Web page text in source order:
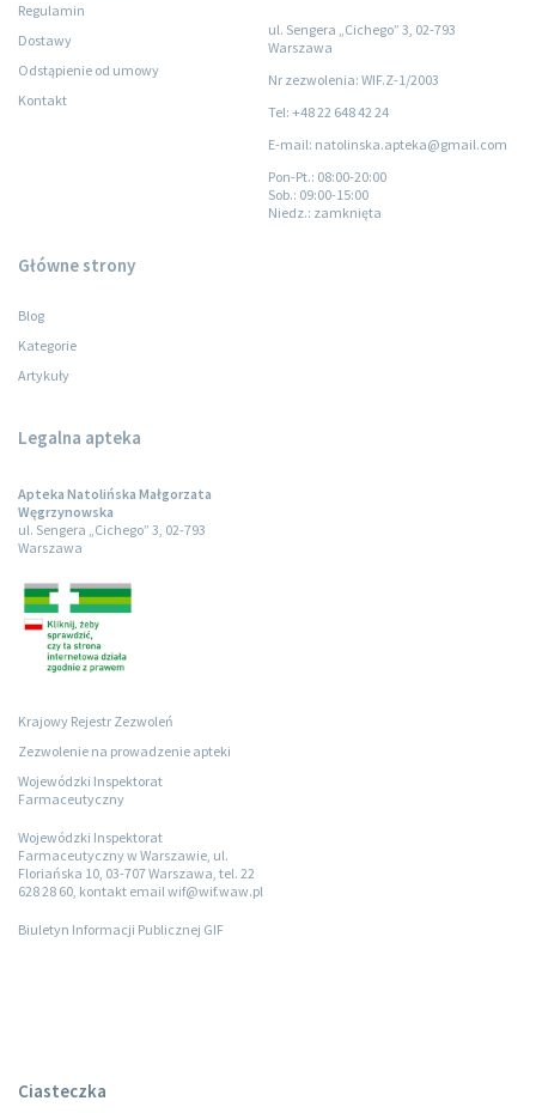
Regulamin
Dostawy
Odstąpienie od umowy
Kontakt
ul. Sengera „Cichego” 3, 02-793
Warszawa
Nr zezwolenia: WIF.Z-1/2003
Tel: +48 22 648 42 24
E-mail: natolinska.apteka@gmail.com
Pon-Pt.: 08:00-20:00
Sob.: 09:00-15:00
Niedz.: zamknięta
Główne strony
Blog
Kategorie
Artykuły
Legalna apteka
Apteka Natolińska Małgorzata
Węgrzynowska
ul. Sengera „Cichego” 3, 02-793
Warszawa
Krajowy Rejestr Zezwoleń
Zezwolenie na prowadzenie apteki
Wojewódzki Inspektorat
Farmaceutyczny
Wojewódzki Inspektorat
Farmaceutyczny w Warszawie, ul.
Floriańska 10, 03-707 Warszawa, tel. 22
628 28 60, kontakt email wif@wif.waw.pl
Biuletyn Informacji Publicznej GIF
Ciasteczka